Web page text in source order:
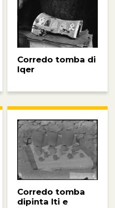
Corredo tomba di
Iqer
Corredo tomba
dipinta Iti e